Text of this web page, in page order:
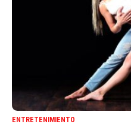
ENTRETENIMIENTO